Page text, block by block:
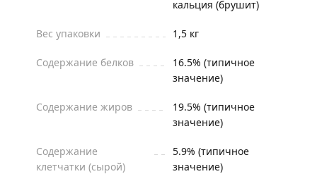
кальция (брушит)
Вес упаковки 1,5 кг
Содержание белков
16.5% (типичное
значение)
Содержание жиров
19.5% (типичное
значение)
Содержание
клетчатки (сырой)
5.9% (типичное
значение)